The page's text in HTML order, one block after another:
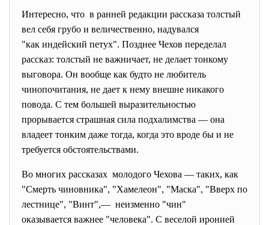
Интересно, что в ранней редакции рассказа толстый
вел себя грубо и величественно, надувался
"как индейский петух". Позднее Чехов переделал
рассказ: толстый не важничает, не делает тонкому
выговора. Он вообще как будто не любитель
чинопочитания, не дает к нему внешне никакого
повода. С тем большей выразительностью
прорывается страшная сила подхалимства — она
владеет тонким даже тогда, когда это вроде бы и не
требуется обстоятельствами.
Во многих рассказах молодого Чехова — таких, как
"Смерть чиновника", "Хамелеон", "Маска", "Вверх по
лестнице", "Винт",— неизменно "чин"
оказывается важнее "человека". С веселой иронией